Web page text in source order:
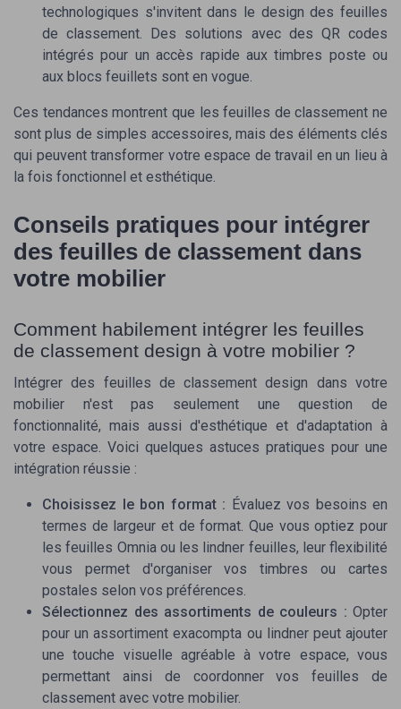
technologiques s'invitent dans le design des feuilles
de classement. Des solutions avec des QR codes
intégrés pour un accès rapide auxtimbres poste ou
aux blocs feuillets sont en vogue.
Ces tendances montrent que les feuilles de classement ne
sont plus de simples accessoires, mais des éléments clés
qui peuvent transformer votre espace de travail en un lieu à
la fois fonctionnel et esthétique.
Conseils pratiques pour intégrer
des feuilles de classement dans
votre mobilier
Comment habilement intégrer les feuilles
de classement design à votre mobilier ?
Intégrer des feuilles de classement design dans votre
mobilier n'est pas seulement une question de
fonctionnalité, mais aussi d'esthétique et d'adaptation à
votre espace. Voici quelques astuces pratiques pour une
intégration réussie :
Choisissez le bon format : Évaluez vos besoins en
termes de largeur et de format. Que vous optiez pour
lesfeuilles Omnia ou les lindner feuilles, leur flexibilité
vous permet d'organiser vos timbres ou cartes
postales selon vos préférences.
Sélectionnez des assortiments de couleurs : Opter
pour un assortiment exacompta ou lindner peut ajouter
une touche visuelle agréable à votre espace, vous
permettant ainsi de coordonner vos feuilles de
classement avec votre mobilier.
⭐ TRÈS BIEN NOTÉ
Blocs de notes autocollantes KIFZM
6 couleurs brillantes
pour une bonne
organisation
bureau
＋
80 feuillespar bloc pour une utilisation
prolongée